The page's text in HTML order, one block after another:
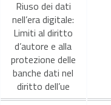
Riuso dei dati
nell’era digitale:
Limiti al diritto
d’autore e alla
protezione delle
banche dati nel
diritto dell’ue